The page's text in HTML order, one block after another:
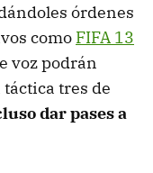
órdenes
como FIFA 13
voz podrán
tres de
dar pases a